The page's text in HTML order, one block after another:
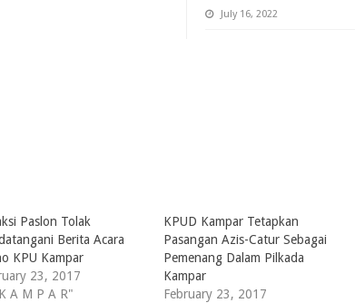
July 16, 2022
Paslon Tolak
Berita Acara
KPU Kampar
23, 2017
A M P A R"
KPUD Kampar Tetapkan
Pasangan Azis-Catur Sebagai
Pemenang Dalam Pilkada
Kampar
February 23, 2017